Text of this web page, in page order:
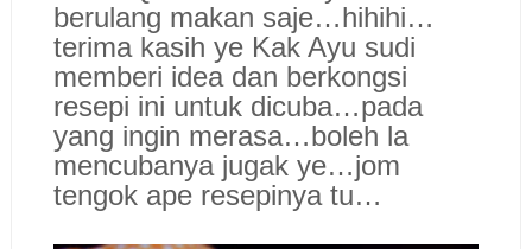
berulang makan saje…hihihi…
terima kasih ye Kak Ayu sudi
memberi idea dan berkongsi
resepi ini untuk dicuba…pada
yang ingin merasa…boleh la
mencubanya jugak ye…jom
tengok ape resepinya tu…